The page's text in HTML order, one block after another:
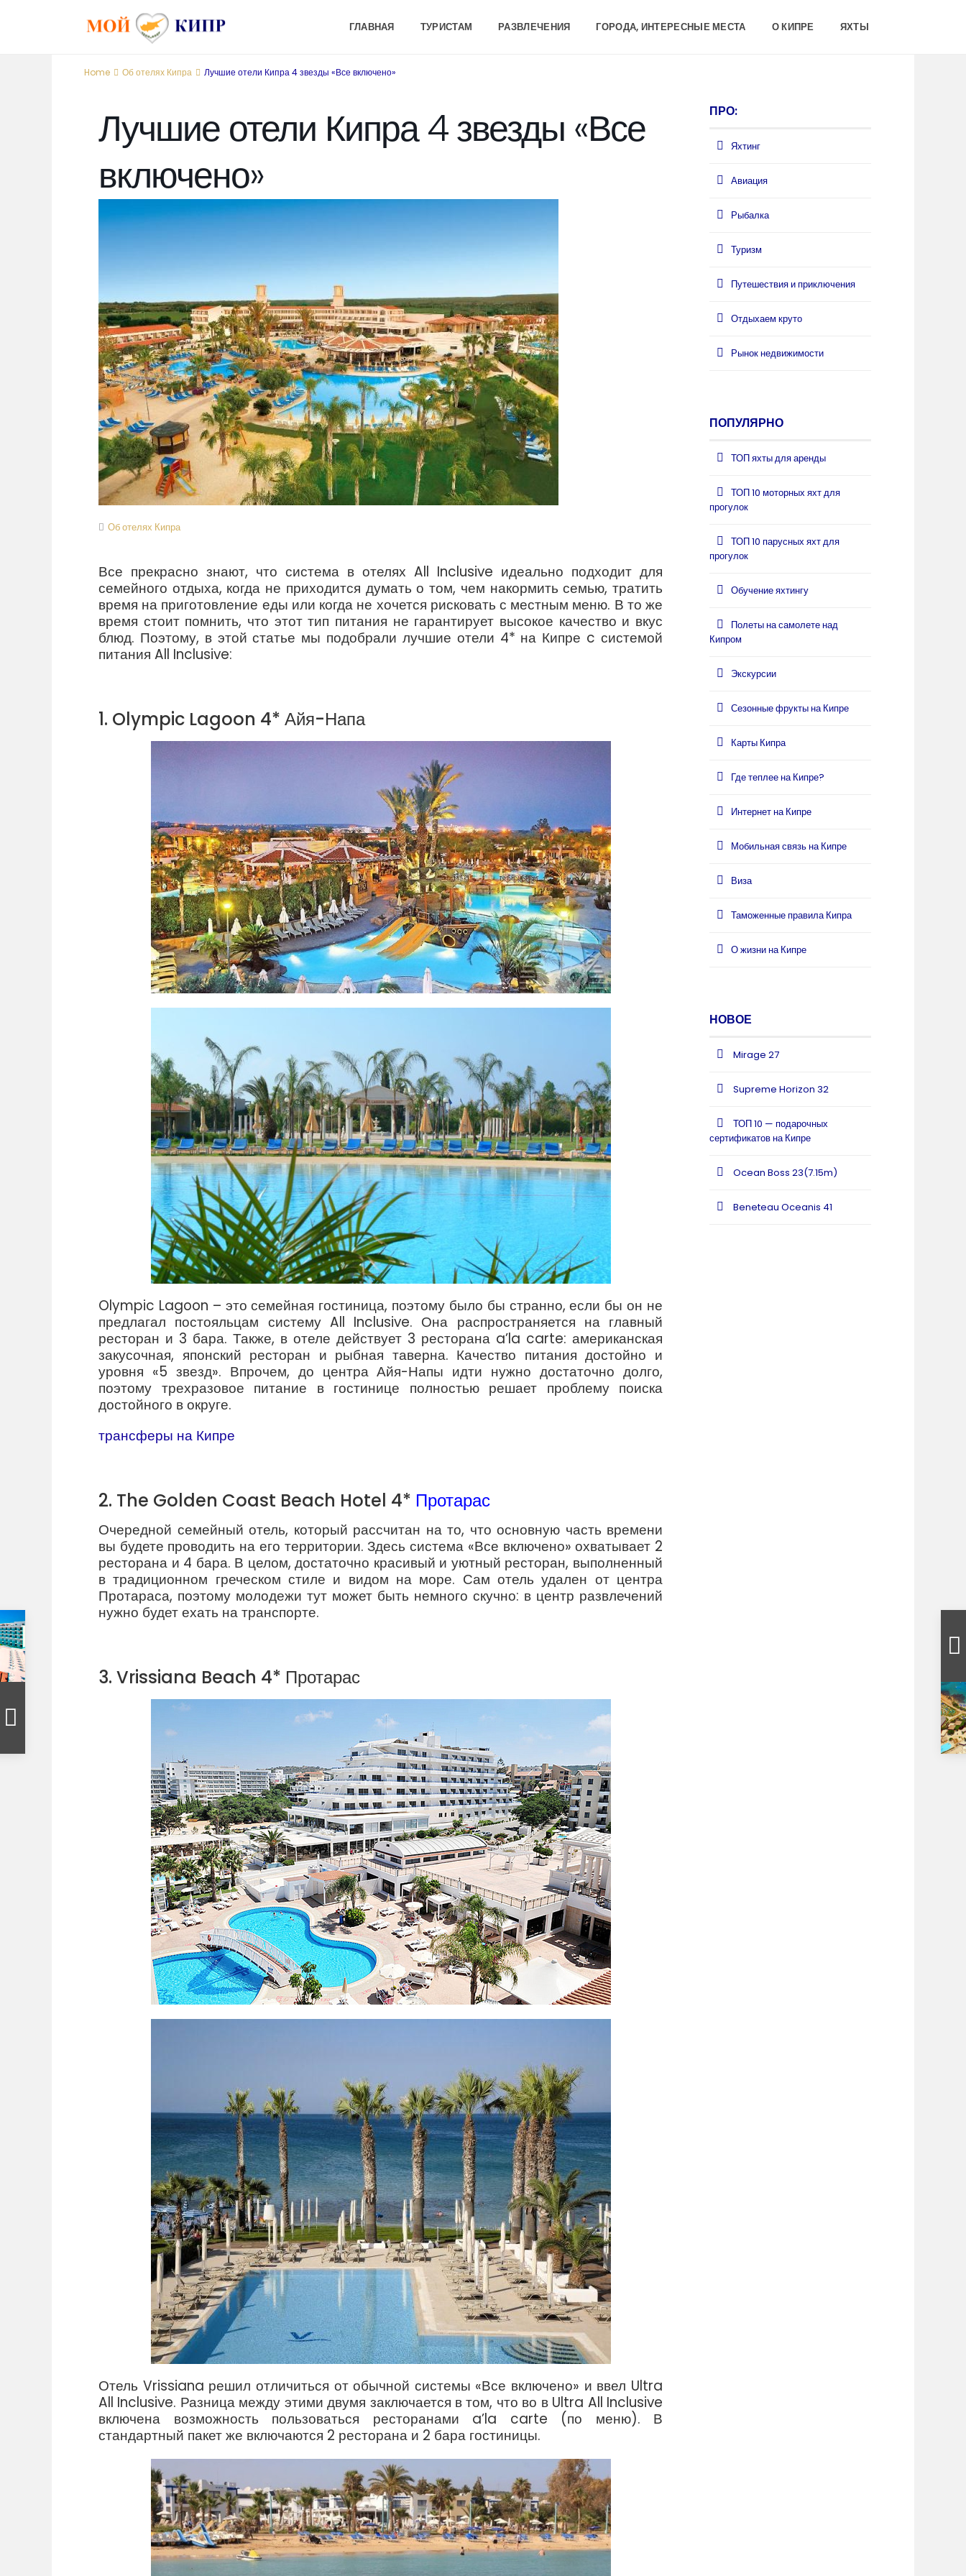
ГЛАВНАЯ ТУРИСТАМ РАЗВЛЕЧЕНИЯ ГОРОДА, ИНТЕРЕСНЫЕ МЕСТА О КИПРЕ ЯХТЫ
Home Об отелях Кипра Лучшие отели Кипра 4 звезды «Все включено»
Лучшие отели Кипра 4 звезды «Все
включено»
Об отелях Кипра
Все прекрасно знают, что система в отелях All Inclusive идеально подходит для
семейного отдыха, когда не приходится думать о том, чем накормить семью, тратить
время на приготовление еды или когда не хочется рисковать с местным меню. В то же
время стоит помнить, что этот тип питания не гарантирует высокое качество и вкус
блюд. Поэтому, в этой статье мы подобрали лучшие отели 4* на Кипре c системой
питания All Inclusive:
1. Olympic Lagoon 4* Айя-Напа
Olympic Lagoon – это семейная гостиница, поэтому было бы странно, если бы он не
предлагал постояльцам систему All Inclusive. Она распространяется на главный
ресторан и 3 бара. Также, в отеле действует 3 ресторана a’la carte: американская
закусочная, японский ресторан и рыбная таверна. Качество питания достойно и
уровня «5 звезд». Впрочем, до центра Айя-Напы идти нужно достаточно долго,
поэтому трехразовое питание в гостинице полностью решает проблему поиска
достойного в округе.
трансферы на Кипре
2. The Golden Coast Beach Hotel 4* Протарас
Очередной семейный отель, который рассчитан на то, что основную часть времени
вы будете проводить на его территории. Здесь система «Все включено» охватывает 2
ресторана и 4 бара. В целом, достаточно красивый и уютный ресторан, выполненный
в традиционном греческом стиле и видом на море. Сам отель удален от центра
Протараса, поэтому молодежи тут может быть немного скучно: в центр развлечений
нужно будет ехать на транспорте.
3. Vrissiana Beach 4* Протарас
Отель Vrissiana решил отличиться от обычной системы «Все включено» и ввел Ultra
All Inclusive. Разница между этими двумя заключается в том, что во в Ultra All Inclusive
включена возможность пользоваться ресторанами a’la carte (по меню). В
стандартный пакет же включаются 2 ресторана и 2 бара гостиницы.
ПРО:
Яхтинг
Авиация
Рыбалка
Туризм
Путешествия и приключения
Отдыхаем круто
Рынок недвижимости
ПОПУЛЯРНО
ТОП яхты для аренды
ТОП 10 моторных яхт для
прогулок
ТОП 10 парусных яхт для
прогулок
Обучение яхтингу
Полеты на самолете над
Кипром
Экскурсии
Сезонные фрукты на Кипре
Карты Кипра
Где теплее на Кипре?
Интернет на Кипре
Мобильная связь на Кипре
Виза
Таможенные правила Кипра
О жизни на Кипре
НОВОЕ
Mirage 27
Supreme Horizon 32
ТОП 10 — подарочных
сертификатов на Кипре
Ocean Boss 23(7.15m)
Beneteau Oceanis 41